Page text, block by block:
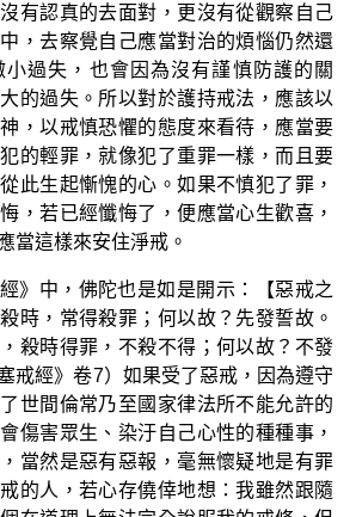
有認真的去面對，更沒有從觀察自己
，去察覺自己應當對治的煩惱仍然還
過失，也會因為沒有謹慎防護的關
的過失。所以對於護持戒法，應該以
，以戒慎恐懼的態度來看待，應當要
的輕罪，就像犯了重罪一樣，而且要
此生起慚愧的心。如果不慎犯了罪，
，若已經懺悔了，便應當心生歡喜，
當這樣來安住淨戒。
》中，佛陀也是如是開示：【惡戒之
時，常得殺罪；何以故？先發誓故。
殺時得罪，不殺不得；何以故？不發
戒經》卷7）如果受了惡戒，因為遵守
世間倫常乃至國家律法所不能允許的
傷害眾生、染汙自己心性的種種事，
當然是惡有惡報，毫無懷疑地是有罪
的人，若心存僥倖地想：我雖然跟隨